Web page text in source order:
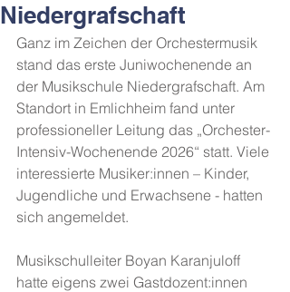
Niedergrafschaft
Ganz im Zeichen der Orchestermusik
stand das erste Juniwochenende an
der Musikschule Niedergrafschaft. Am
Standort in Emlichheim fand unter
professioneller Leitung das „Orchester-
Intensiv-Wochenende 2026“ statt. Viele
interessierte Musiker:innen – Kinder,
Jugendliche und Erwachsene - hatten
sich angemeldet.
Musikschulleiter Boyan Karanjuloff
hatte eigens zwei Gastdozent:innen